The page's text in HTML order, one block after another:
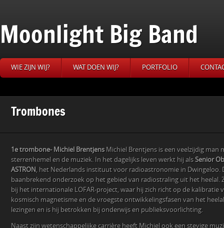
Moonlight Big Band
WIE ZIJN WIJ? WAT DOEN WIJ? PORTFOLIO
Trombones
1e trombone- Michiel BrentjensMichiel Brentjens is een veelzijdig man
sterrenhemel en de muziek. In het dagelijks leven werkt hij als Senior
ASTRON , het Nederlands instituut voor radioastronomie in Dwingeloo.
baanbrekend onderzoek op het gebied van radiostraling uit het heelal.
bij het internationale LOFAR-project, waar hij zich richt op de kalibratie
kosmisch magnetisme en de vroegste ontwikkelingsfasen van het
lezingen en is hij betrokken bij onderwijs en publieksvoorlichting.
Naast zijn wetenschappelijke carrière heeft Michiel ook een stevige